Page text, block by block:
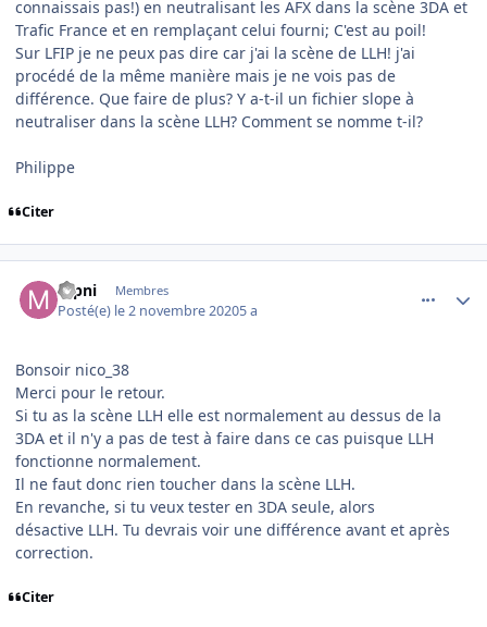
connaissais pas!) en neutralisant les AFX dans la scène 3DA et
Trafic France et en remplaçant celui fourni; C'est au poil!
Sur LFIP je ne peux pas dire car j'ai la scène de LLH! j'ai
procédé de la même manière mais je ne vois pas de
différence. Que faire de plus? Y a-t-il un fichier slope à
neutraliser dans la scène LLH? Comment se nomme t-il?
Philippe
Citer
mpni Membres
Posté(e) le 2 novembre 20205 a
Bonsoir nico_38
Merci pour le retour.
Si tu as la scène LLH elle est normalement au dessus de la
3DA et il n'y a pas de test à faire dans ce cas puisque LLH
fonctionne normalement.
Il ne faut donc rien toucher dans la scène LLH.
En revanche, si tu veux tester en 3DA seule, alors
désactive LLH. Tu devrais voir une différence avant et après
correction.
Citer